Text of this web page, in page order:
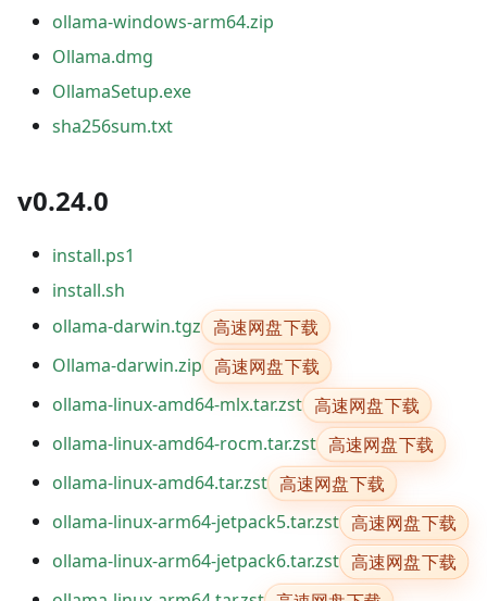
ollama-windows-arm64.zip
Ollama.dmg
OllamaSetup.exe
sha256sum.txt
v0.24.0
install.ps1
install.sh
ollama-darwin.tgz 高速网盘下载
Ollama-darwin.zip 高速网盘下载
ollama-linux-amd64-mlx.tar.zst 高速网盘下载
ollama-linux-amd64-rocm.tar.zst 高速网盘下载
ollama-linux-amd64.tar.zst 高速网盘下载
ollama-linux-arm64-jetpack5.tar.zst 高速网盘下载
ollama-linux-arm64-jetpack6.tar.zst 高速网盘下载